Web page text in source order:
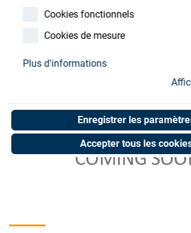
Cookies fonctionnels
Cookies de mesure
Plus d'informations
Enregistrer les
Accepter tous les